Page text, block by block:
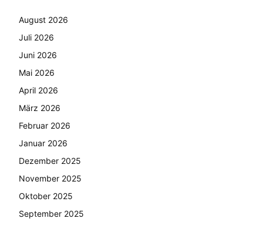
August 2026
Juli 2026
Juni 2026
Mai 2026
April 2026
März 2026
Februar 2026
Januar 2026
Dezember 2025
November 2025
Oktober 2025
September 2025